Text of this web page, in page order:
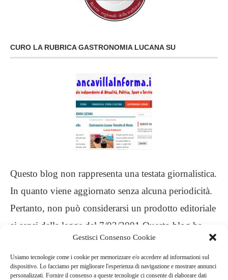
Gestisci Consenso Cookie
Usiamo tecnologie come i cookie per memorizzare e/o accedere ad informazioni sul
dispositivo. Lo facciamo per migliorare l'esperienza di navigazione e mostrare annunci
personalizzati. Fornire il consenso a queste tecnologie ci consente di elaborare dati
CURO LA RUBRICA GASTRONOMIA LUCANA SU
Questo blog non rappresenta una testata giornalistica.
In quanto viene aggiornato senza alcuna periodicità.
Pertanto, non può considerarsi un prodotto editoriale
ai sensi della legge del 7/03/2001 Questo blog ha
carattere personale, non è mio intento infrangere
alcun diritto d’autore